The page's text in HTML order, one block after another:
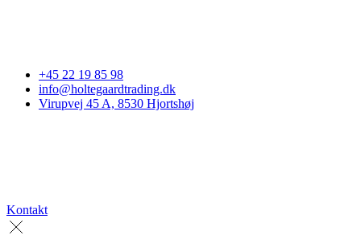
+45 22 19 85 98
info@holtegaardtrading.dk
Virupvej 45 A, 8530 Hjortshøj
Kontakt